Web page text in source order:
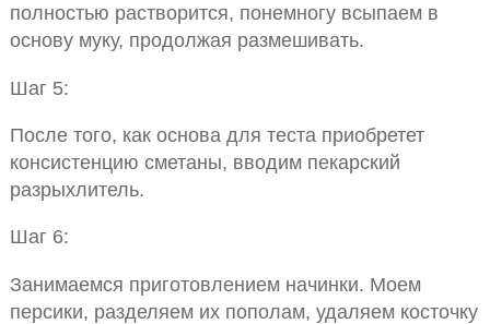
полностью растворится, понемногу всыпаем в
основу муку, продолжая размешивать.
Шаг 5:
После того, как основа для теста приобретет
консистенцию сметаны, вводим пекарский
разрыхлитель.
Шаг 6:
Занимаемся приготовлением начинки. Моем
персики, разделяем их пополам, удаляем косточку